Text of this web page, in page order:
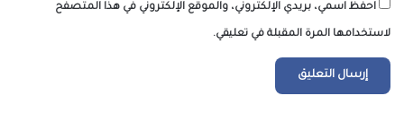
احفظ اسمي، بريدي الإلكتروني، والموقع الإلكتروني في هذا المتصفح
لاستخدامها المرة المقبلة في تعليقي.